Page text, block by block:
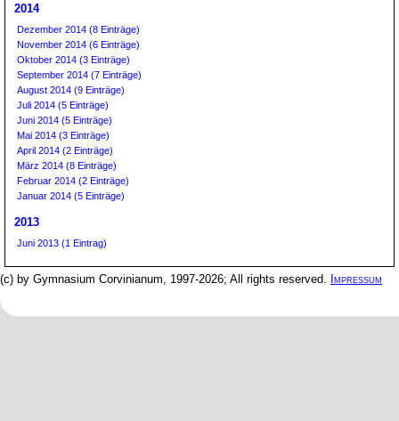
2014
Dezember 2014 (8 Einträge)
November 2014 (6 Einträge)
Oktober 2014 (3 Einträge)
September 2014 (7 Einträge)
August 2014 (9 Einträge)
Juli 2014 (5 Einträge)
Juni 2014 (5 Einträge)
Mai 2014 (3 Einträge)
April 2014 (2 Einträge)
März 2014 (8 Einträge)
Februar 2014 (2 Einträge)
Januar 2014 (5 Einträge)
2013
Juni 2013 (1 Eintrag)
(c) by Gymnasium Corvinianum, 1997-2026; All rights reserved. Impressum